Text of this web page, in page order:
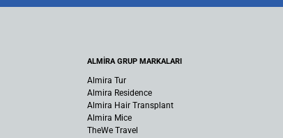
ALMİRA GRUP MARKALARI
Almira Tur
Almira Residence
Almira Hair Transplant
Almira Mice
TheWe Travel